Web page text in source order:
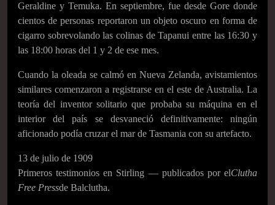
Geraldine y Temuka. En septiembre, fue desde Gore donde
cientos de personas reportaron un objeto oscuro en forma de
cigarro sobrevolando las colinas de Tapanui entre las 16:30 y
las 18:00 horas del 1 y 2 de ese mes.
Cuando la oleada se calmó en Nueva Zelanda, avistamientos
similares comenzaron a registrarse en el este de Australia. La
teoría del inventor solitario que probaba su máquina en el
interior del país se desvaneció definitivamente: ningún
aficionado podía cruzar el mar de Tasmania con su artefacto.
13 de julio de 1909
Primeros testimonios en Stirling — publicados por elClutha
Free Pressde Balclutha.